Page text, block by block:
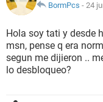
BormPcs - 24
Hola soy tati y desde
msn, pense q era
segun me dijieron ..
lo desbloqueo?